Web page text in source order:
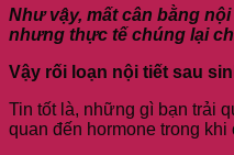
Như vậy, mất cân bằng
nhưng thực tế chúng lại
Vậy rối loạn nội tiết sau
Tin tốt là, những gì bạn trải
quan đến hormone trong